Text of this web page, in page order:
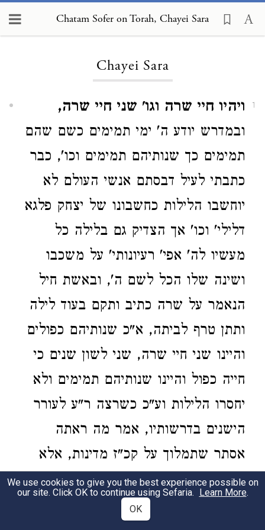
Chatam Sofer on Torah, Chayei Sara
Chayei Sara
1
ויהיו חיי שרה וגו' שני חיי שרה,
ובמדרש יודע ה' ימי תמימים כשם שהם
תמימים כך שנותיהם תמימים וכו', כבר
כתבתי לעיל דבסתם אנשי העולם לא
יוחשבו הלילות כחשבונו של יצחק פלגא
דלילי' וכו' אך הצדיק גם בלילה כל
מעשיו לה' אפי' רעיונותי' על משכבו
ושינה שלו הכל לשם ה', ובאשת חיל
הנאמר על שרה כתיב ותקם בעוד לילה
ותתן טרף לביתה, א"כ שנותיהם כפולים
והיינו שני חיי שרה, שני לשון שנים כי
חייה כפול והיינו שנותיהם תמימים ולא
יחסרו הלילות וע"כ כשרצה ר"ע לעורר
הישנים בדרשותיו, אמר מה ראתה
אסתר שתמלוך על קכ"ז מדינות, אלא
תבא בת בתה של שרה שחייתה קכ"ז
שנה, ואלו לא נדדה שינה מעיניה וגם
We use cookies to give you the best experience possible on
our site. Click OK to continue using Sefaria. Learn More.
OK